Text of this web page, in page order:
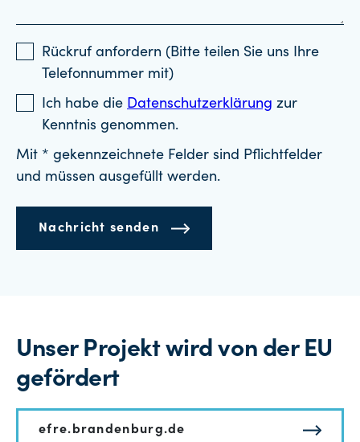
Rückruf anfordern (Bitte teilen Sie uns Ihre
Telefonnummer mit)
Ich habe die Datenschutzerklärung zur
Kenntnis genommen.
Mit * gekennzeichnete Felder sind Pflichtfelder
und müssen ausgefüllt werden.
Nachricht senden
Unser Projekt wird von der EU
gefördert
efre.brandenburg.de